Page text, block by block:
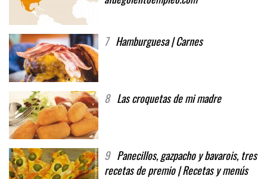
7 Hamburguesa | Carnes
8 Las croquetas de mi madre
9 Panecillos, gazpacho y bavarois, tres
recetas de premio | Recetas y menús